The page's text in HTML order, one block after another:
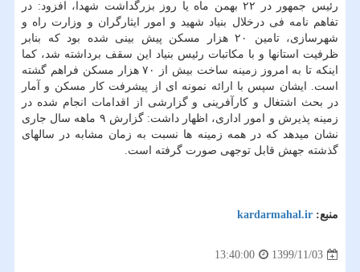
رئیس جمهور در ۲۲ بهمن ماه یا روز بزرگداشت شهدا، افزود: در
تفاهم نامه فی درخلال بنیاد شهید و امور ایثارگران و وزارت راه و
شهرسازی، تامین ۲۰ هزار مسکن پیش بینی شده بود که بنابر
ظرفیت استانها و با مکاتبات رئیس بنیاد این سقف برداشته شد، کما
اینکه تا به امروز زمینه ساخت بیش از ۷۰ هزار مسکن فراهم گشته
است. ایشان سپس با ارائه نمونه ای از پیشرفت کار مسکن و آمار
در بحث اشتغال و کارآفرینی و گزارشی از اقدامات انجام شده در
زمینه پذیرش و امور اداری، اظهار داشت: گزارش ۹ ماهه سال جاری
نشان میدهد که در همه زمینه ها نسبت به زمان مشابه در سالهای
گذشته جهش قابل توجهی صورت گرفته است.
منبع: kardarmahal.ir
1399/11/03
13:40:00